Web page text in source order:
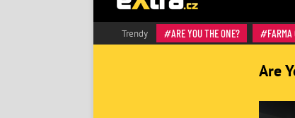
Trendy ARE YOU THE ONE? FARMA
Are